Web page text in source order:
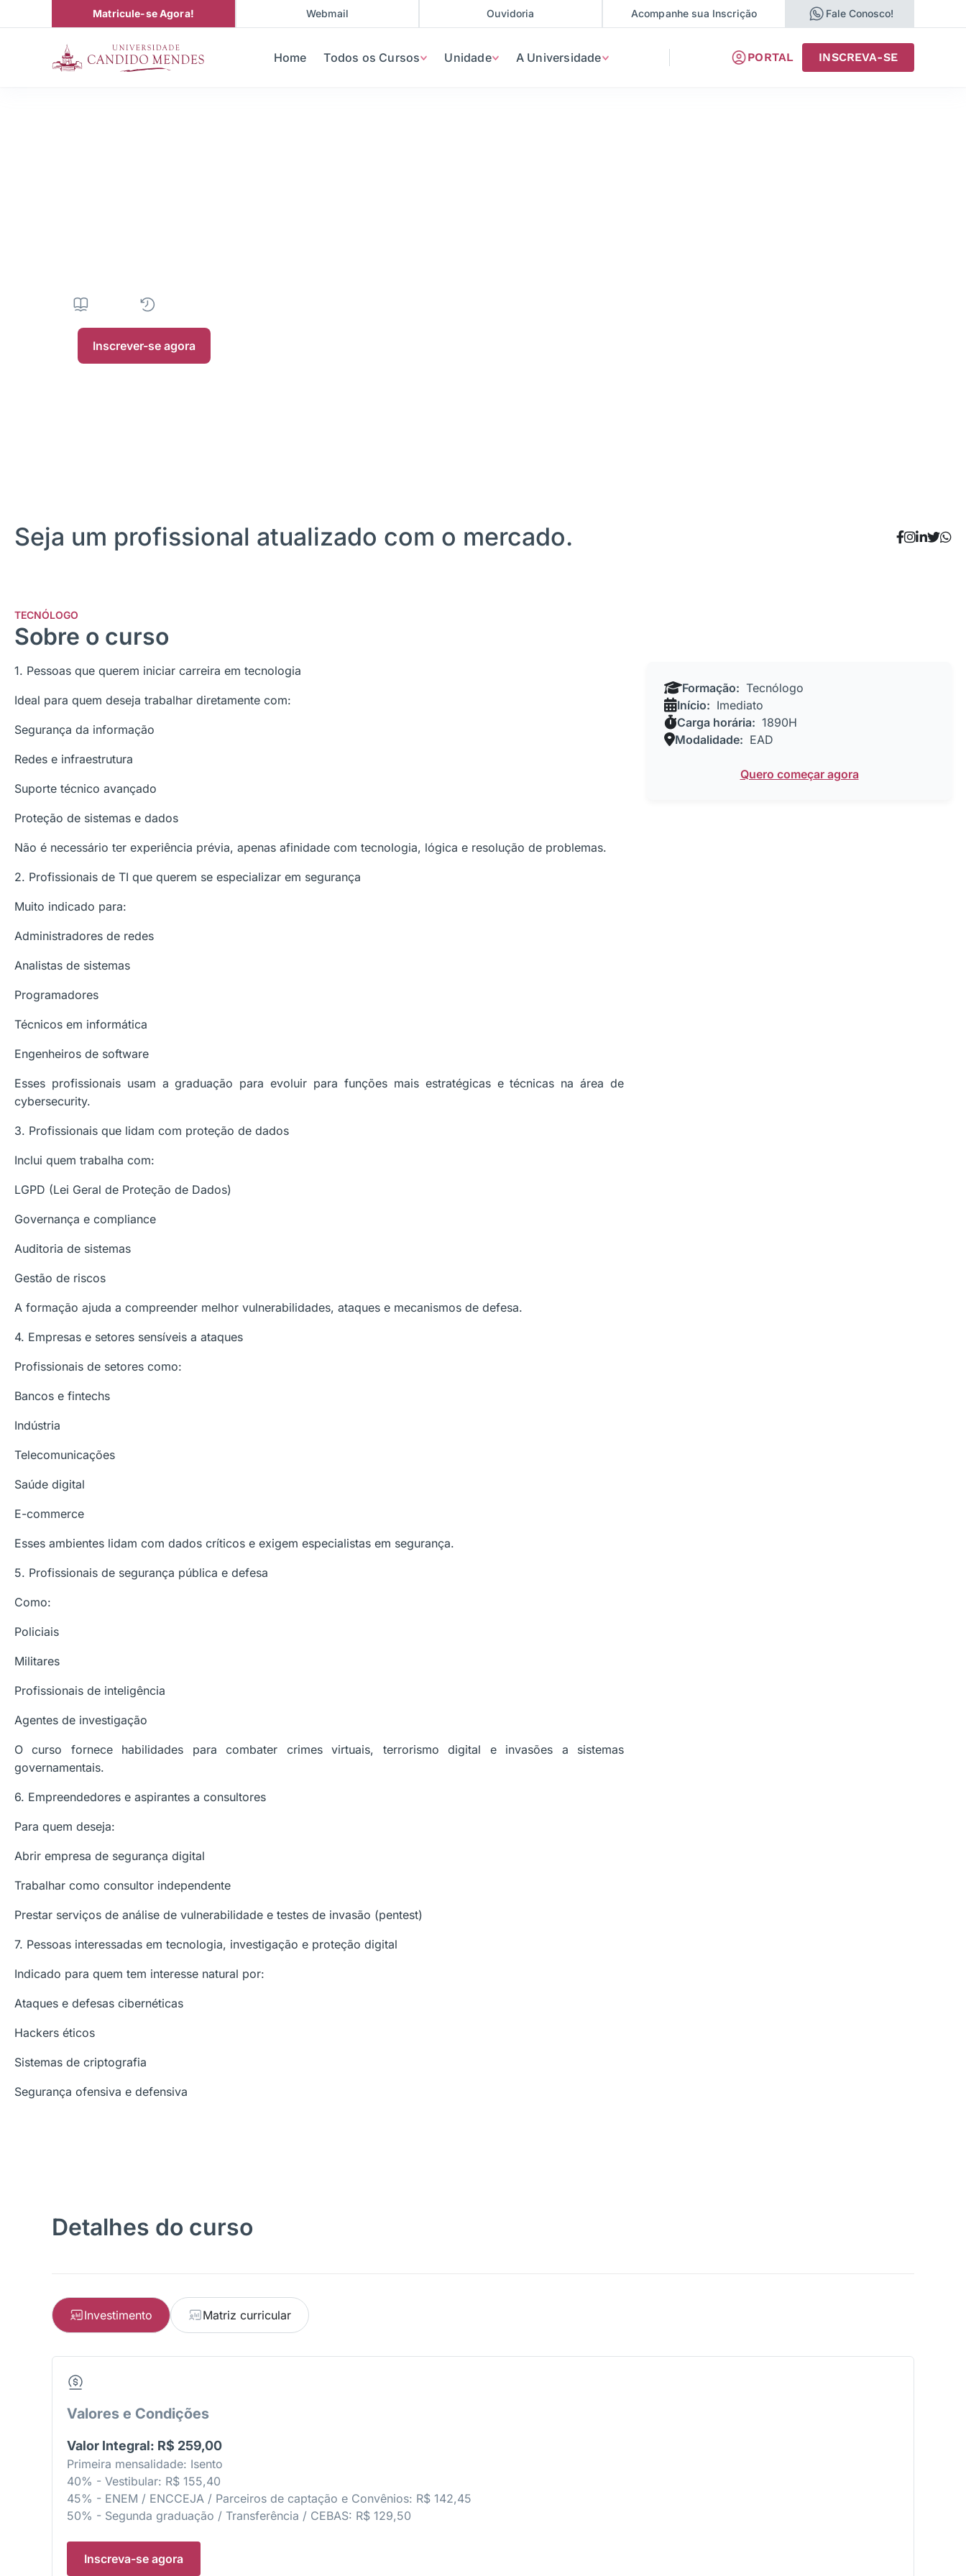
Matricule-se Agora! Webmail Ouvidoria Acompanhe sua Inscrição Fale Conosco!
Home Todos os Cursos Unidade A Universidade PORTAL INSCREVA-SE
Inscrever-se agora
Seja um profissional atualizado com o mercado.
TECNÓLOGO
Sobre o curso
1. Pessoas que querem iniciar carreira em tecnologia
Ideal para quem deseja trabalhar diretamente com:
Segurança da informação
Redes e infraestrutura
Suporte técnico avançado
Proteção de sistemas e dados
Não é necessário ter experiência prévia, apenas afinidade com tecnologia, lógica e resolução de problemas.
2. Profissionais de TI que querem se especializar em segurança
Muito indicado para:
Administradores de redes
Analistas de sistemas
Programadores
Técnicos em informática
Engenheiros de software
Esses profissionais usam a graduação para evoluir para funções mais estratégicas e técnicas na área de
cybersecurity.
3. Profissionais que lidam com proteção de dados
Inclui quem trabalha com:
LGPD (Lei Geral de Proteção de Dados)
Governança e compliance
Auditoria de sistemas
Gestão de riscos
A formação ajuda a compreender melhor vulnerabilidades, ataques e mecanismos de defesa.
4. Empresas e setores sensíveis a ataques
Profissionais de setores como:
Bancos e fintechs
Indústria
Telecomunicações
Saúde digital
E-commerce
Esses ambientes lidam com dados críticos e exigem especialistas em segurança.
5. Profissionais de segurança pública e defesa
Como:
Policiais
Militares
Profissionais de inteligência
Agentes de investigação
O curso fornece habilidades para combater crimes virtuais, terrorismo digital e invasões a sistemas
governamentais.
6. Empreendedores e aspirantes a consultores
Para quem deseja:
Abrir empresa de segurança digital
Trabalhar como consultor independente
Prestar serviços de análise de vulnerabilidade e testes de invasão (pentest)
7. Pessoas interessadas em tecnologia, investigação e proteção digital
Indicado para quem tem interesse natural por:
Ataques e defesas cibernéticas
Hackers éticos
Sistemas de criptografia
Segurança ofensiva e defensiva
Formação: Tecnólogo
Início: Imediato
Carga horária: 1890H
Modalidade: EAD
Quero começar agora
Detalhes do curso
Investimento Matriz curricular
Valores e Condições
Valor Integral: R$ 259,00
Primeira mensalidade: Isento
40% - Vestibular: R$ 155,40
45% - ENEM / ENCCEJA / Parceiros de captação e Convênios: R$ 142,45
50% - Segunda graduação / Transferência / CEBAS: R$ 129,50
Inscreva-se agora